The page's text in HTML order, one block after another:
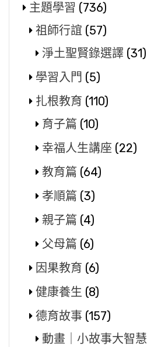
主題學習 (736)
祖師行誼 (57)
淨土聖賢錄選譯 (31)
學習入門 (5)
扎根教育 (110)
育子篇 (10)
幸福人生講座 (22)
教育篇 (64)
孝順篇 (3)
親子篇 (4)
父母篇 (6)
因果教育 (6)
健康養生 (8)
德育故事 (157)
動畫｜小故事大智慧